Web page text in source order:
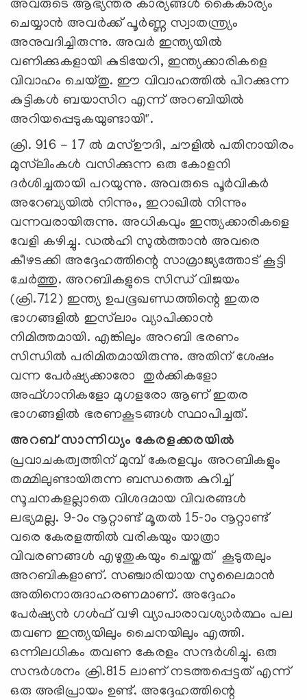
അവരുടെ ആഭ്യന്തര കാര്യങ്ങൾ കൈകാര്യം
ചെയ്യാൻ അവർക്ക് പൂർണ്ണ സ്വാതന്ത്ര്യം
അനുവദിച്ചിരുന്നു. അവർ ഇന്ത്യയിൽ
വണിക്കുകളായി കുടിയേറി, ഇന്ത്യക്കാരികളെ
വിവാഹം ചെയ്തു. ഈ വിവാഹത്തിൽ പിറക്കുന്ന
കുട്ടികൾ ബയാസിറ എന്ന് അറബിയിൽ
അറിയപ്പെടുകയുണ്ടായി".
ക്രി. 916 - 17 ൽ മസ്ഊദി, ചൗളിൽ പതിനായിരം
മുസ്‍ലിംകൾ വസിക്കുന്ന ഒരു കോളനി
ദർശിച്ചതായി പറയുന്നു. അവരുടെ പൂർവികർ
അറേബ്യയിൽ നിന്നും, ഇറാഖിൽ നിന്നും
വന്നവരായിരുന്നു. അധികവും ഇന്ത്യക്കാരികളെ
വേളി കഴിച്ചു. ഡൽഹി സുൽത്താൻ അവരെ
കീഴടക്കി അദ്ദേഹത്തിന്റെ സാമ്രാജ്യത്തോട് കൂട്ടി
ചേർത്തു. അറബികളുടെ സിന്ധ് വിജയം
(ക്രി.712) ഇന്ത്യ ഉപഭൂഖണ്ഡത്തിന്റെ ഇതര
ഭാഗങ്ങളിൽ ഇസ്‍ലാം വ്യാപിക്കാൻ
നിമിത്തമായി. എങ്കിലും അറബി ഭരണം
സിന്ധിൽ പരിമിതമായിരുന്നു. അതിന് ശേഷം
വന്ന പേർഷ്യക്കാരോ തുർക്കികളോ
അഫ്ഗാനികളോ മുഗളരോ ആണ് ഇതര
ഭാഗങ്ങളിൽ ഭരണകൂടങ്ങൾ സ്ഥാപിച്ചത്.
അറബ് സാന്നിധ്യം കേരളക്കരയിൽ
പ്രവാചകത്വത്തിന് മുമ്പ് കേരളവും അറബികളും
തമ്മിലുണ്ടായിരുന്ന ബന്ധത്തെ കുറിച്ച്
സൂചനകളല്ലാതെ വിശദമായ വിവരങ്ങൾ
ലഭ്യമല്ല. 9-ാം നൂറ്റാണ്ട് മൂതൽ 15-ാം നൂറ്റാണ്ട്
വരെ കേരളത്തിൽ വരികയും യാത്രാ
വിവരണങ്ങൾ എഴുതുകയും ചെയ്തത് കൂടുതലും
അറബികളാണ്. സഞ്ചാരിയായ സുലൈമാൻ
അതിനൊരുദാഹരണമാണ്. അദ്ദേഹം
പേർഷ്യൻ ഗൾഫ് വഴി വ്യാപാരാവശ്യാർത്ഥം പല
തവണ ഇന്ത്യയിലും ചൈനയിലും എത്തി.
ഒന്നിലധികം തവണ കേരളം സന്ദർശിച്ചു. ഒരു
സന്ദർശനം ക്രി.815 ലാണ് നടത്തപ്പെട്ടത് എന്ന്
ഒരു അഭിപ്രായം ഉണ്ട്. അദ്ദേഹത്തിന്റെ